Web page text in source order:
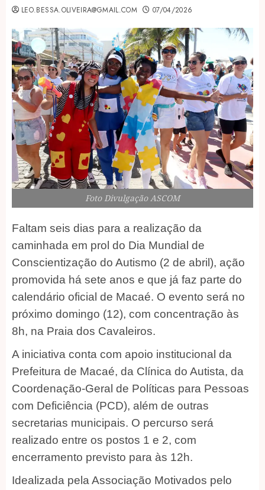
LEO.BESSA.OLIVEIRA@GMAIL.COM 07/04/2026
Foto Divulgação ASCOM
Faltam seis dias para a realização da
caminhada em prol do Dia Mundial de
Conscientização do Autismo (2 de abril), ação
promovida há sete anos e que já faz parte do
calendário oficial de Macaé. O evento será no
próximo domingo (12), com concentração às
8h, na Praia dos Cavaleiros.
A iniciativa conta com apoio institucional da
Prefeitura de Macaé, da Clínica do Autista, da
Coordenação-Geral de Políticas para Pessoas
com Deficiência (PCD), além de outras
secretarias municipais. O percurso será
realizado entre os postos 1 e 2, com
encerramento previsto para às 12h.
Idealizada pela Associação Motivados pelo